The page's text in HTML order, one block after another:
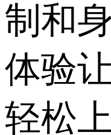
制和
体验
轻松